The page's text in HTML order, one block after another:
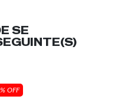
SE
OFF